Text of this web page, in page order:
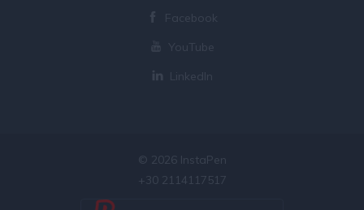
Facebook
YouTube
LinkedIn
© 2026 InstaPen
+30 2114117517